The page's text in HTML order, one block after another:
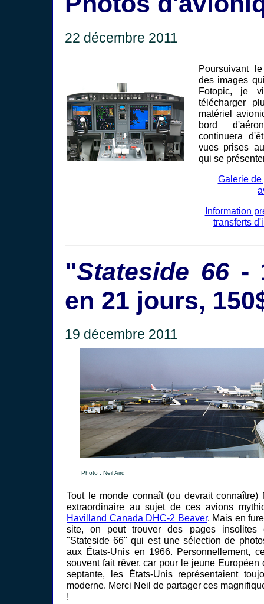
22 décembre 2011
Poursuivant
des images
Fotopic, je
télécharger
matériel
bord
continuera
vues prises
qui se
Galerie de
Information
transferts
"Stateside 66-
en 21 jours,
19 décembre 2011
Photo : Neil Aird
Tout le monde connaît (ou devrait
extraordinaire au sujet de ces avions
Havilland Canada DHC-2 Beaver. Mais en
site, on peut trouver des pages insolites
"Stateside 66" qui est une sélection de
aux États-Unis en 1966. Personnellement,
souvent fait rêver, car pour le jeune Européen
septante, les États-Unis représentaient
moderne. Merci Neil de partager ces
!